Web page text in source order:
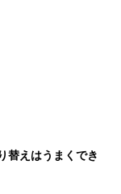
替えはうまくでき